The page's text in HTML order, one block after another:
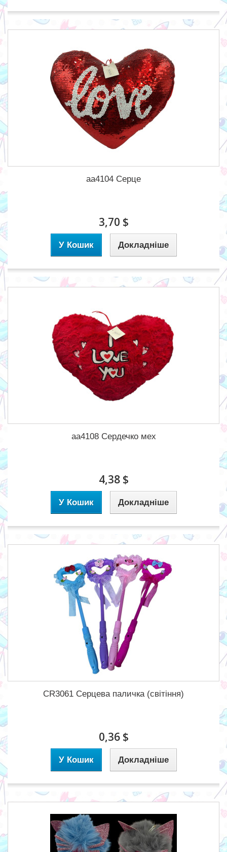
aa4104 Серце
3,70 $
У Кошик Докладніше
aa4108 Сердечко мех
4,38 $
У Кошик Докладніше
CR3061 Серцева паличка (світіння)
0,36 $
У Кошик Докладніше